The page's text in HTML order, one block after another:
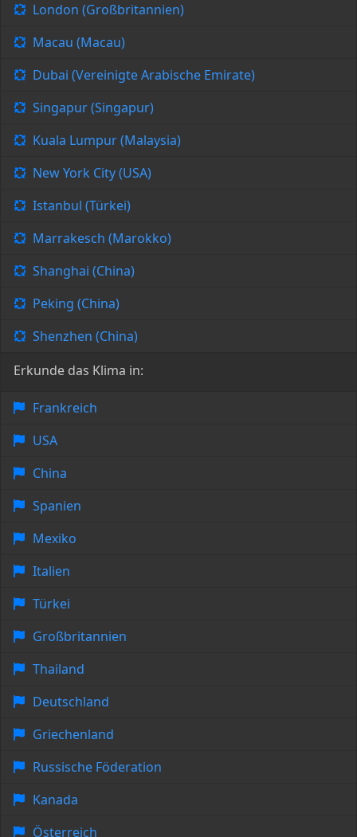
London (Großbritannien)
Macau (Macau)
Dubai (Vereinigte Arabische Emirate)
Singapur (Singapur)
Kuala Lumpur (Malaysia)
New York City (USA)
Istanbul (Türkei)
Marrakesch (Marokko)
Shanghai (China)
Peking (China)
Shenzhen (China)
Erkunde das Klima in:
Frankreich
USA
China
Spanien
Mexiko
Italien
Türkei
Großbritannien
Thailand
Deutschland
Griechenland
Russische Föderation
Kanada
Österreich